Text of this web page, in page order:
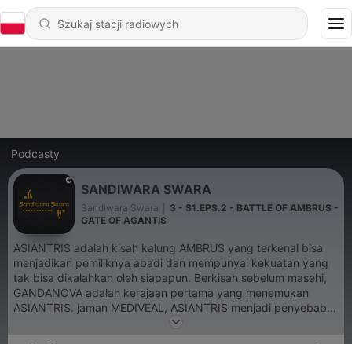
Podcasty
SANDIWARA SWARA
Sandiwara Swara
3 - S1.EPS.2 - BATTLE OF AMBRUS -
GATE OF AGANTIS
ASIANTRIS adalah kisah kalung AMBRUS yang terkenal bisa
menjadikan pemiliknya abadi dan mempunyai kekuatan yang
tak bisa dikalahkan oleh siapapun. Berkisah sebelum masehi,
GANDANOVA adalah kerajaan pertama yang menemukan
ASIANTRIS. jaman MEDIVEAL, ASIANTRIS menjadi penyebab
utama peperangan untuk saling menguasai satu sama lain.